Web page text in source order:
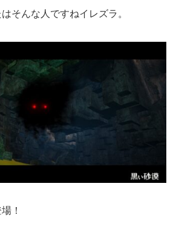
そんな人ですねイレズラ。
！